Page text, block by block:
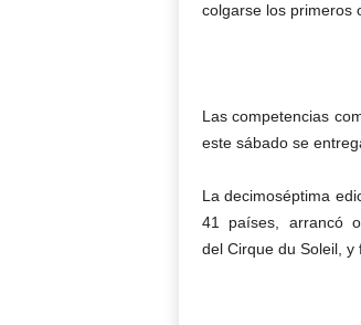
colgarse los primeros
Las competencias
este sábado se
La decimoséptima
41 países, arrancó
del Cirque du Soleil, y